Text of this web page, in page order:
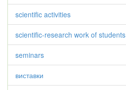
scientific activities
scientific-research work of students
seminars
виставки